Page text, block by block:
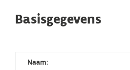
Basisgegevens
Naam: